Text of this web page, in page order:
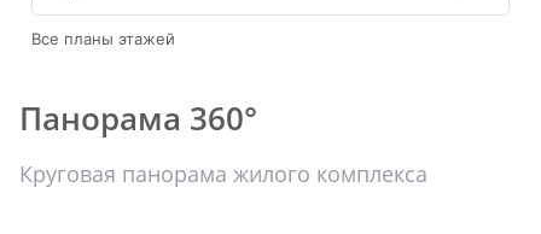
Все планы этажей
Панорама 360°
Круговая панорама жилого комплекса